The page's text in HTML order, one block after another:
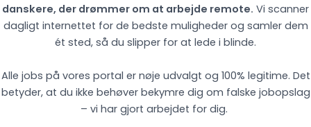
danskere, der drømmer om at arbejde remote. Vi scanner
dagligt internettet for de bedste muligheder og samler dem
ét sted, så du slipper for at lede i blinde.
Alle jobs på vores portal er nøje udvalgt og 100% legitime. Det
betyder, at du ikke behøver bekymre dig om falske jobopslag
– vi har gjort arbejdet for dig.